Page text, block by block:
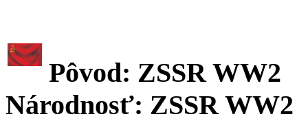
Pôvod: ZSSR WW2
Národnosť: ZSSR WW2